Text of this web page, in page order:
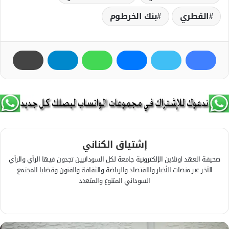
القطري
بنك الخرطوم
إشتياق الكناني
صحيفة العهد اونلاين الإلكترونية جامعة لكل السودانيين تجدون فيها الرأي والرأي
الآخر عبر منصات الأخبار والاقتصاد والرياضة والثقافة والفنون وقضايا المجتمع
السوداني المتنوع والمتعدد
م
و
س